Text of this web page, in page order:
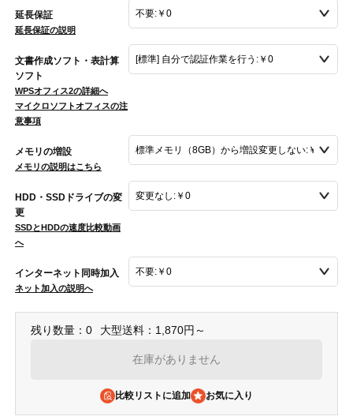
延長保証
延長保証の説明
文書作成ソフト・表計算
ソフト
WPSオフィス2の詳細へ
マイクロソフトオフィスの注
意事項
メモリの増設
メモリの説明はこちら
HDD・SSDドライブの変
更
SSDとHDDの速度比較動画
へ
インターネット同時加入
ネット加入の説明へ
残り数量：0 大型送料：1,870円～
在庫がありません
比較リストに追加